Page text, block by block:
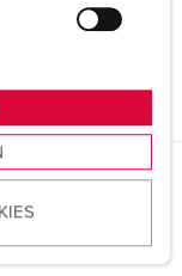
différentiel